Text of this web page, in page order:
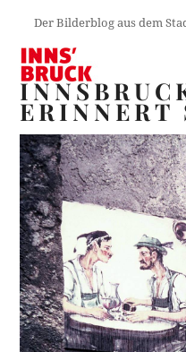
Der Bilderblog aus dem
ERINNERT